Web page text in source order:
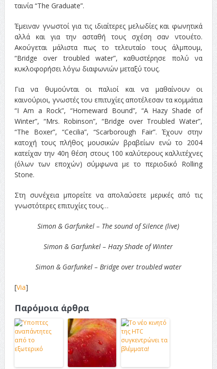
ταινία “The Graduate”.
Έμειναν γνωστοί για τις ιδιαίτερες μελωδίες και φωνητικά
αλλά και για την ασταθή τους σχέση σαν ντουέτο.
Ακούγεται μάλιστα πως το τελευταίο τους άλμπουμ,
“Bridge over troubled water”, καθυστέρησε πολύ να
κυκλοφορήσει λόγω διαφωνιών μεταξύ τους.
Για να θυμούνται οι παλιοί και να μαθαίνουν οι
καινούριοι, γνωστές του επιτυχίες αποτέλεσαν τα κομμάτια
“I Am a Rock”, “Homeward Bound”, “A Hazy Shade of
Winter”, “Mrs. Robinson”, “Bridge over Troubled Water”,
“The Boxer”, “Cecilia”, “Scarborough Fair”. Έχουν στην
κατοχή τους πλήθος μουσικών βραβείων ενώ το 2004
κατείχαν την 40η θέση στους 100 καλύτερους καλλιτέχνες
(όλων των εποχών) σύμφωνα με το περιοδικό Rolling
Stone.
Στη συνέχεια μπορείτε να απολαύσετε μερικές από τις
γνωστότερες επιτυχίες τους…
Simon & Garfunkel – The sound of Silence (live)
Simon & Garfunkel – Hazy Shade of Winter
Simon & Garfunkel – Bridge over troubled water
[Via]
Παρόμοια άρθρα